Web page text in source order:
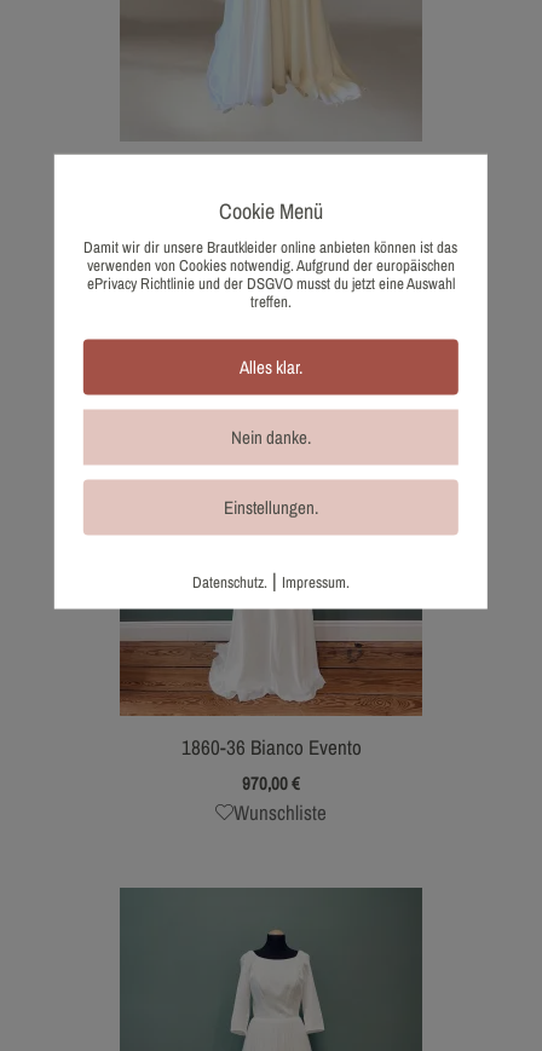
1.330,00€
Wunschliste
1860-36 Bianco Evento
970,00€
Wunschliste
Cookie Menü
Damit wir dir unsere Brautkleider online anbieten können ist das
verwenden von Cookies notwendig. Aufgrund der europäischen
ePrivacy Richtlinie und der DSGVO musst du jetzt eine Auswahl
treffen.
Alles klar.
Nein danke.
Einstellungen.
Datenschutz. | Impressum.